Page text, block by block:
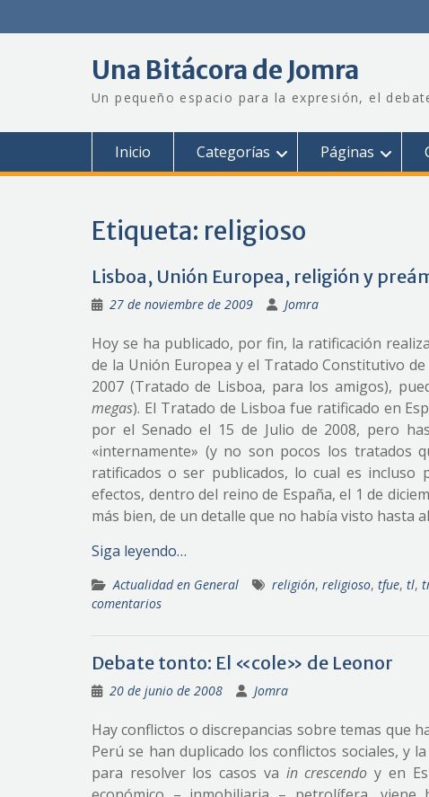
Una Bitácora de Jomra
Un pequeño espacio para la expresión, el
Inicio Categorías Páginas
Etiqueta: religioso
Lisboa, Unión Europea, religión y
27 de noviembre de 2009 Jomra
Hoy se ha publicado, por fin, la ratificación
de la Unión Europea y el Tratado Constitutivo
2007 (Tratado de Lisboa, para los amigos),
megas). El Tratado de Lisboa fue ratificado en
por el Senado el 15 de Julio de 2008, pero
«internamente» (y no son pocos los tratados
ratificados o ser publicados, lo cual es
efectos, dentro del reino de España, el 1 de
más bien, de un detalle que no había visto hasta
Siga leyendo…
Actualidad en General religión, religioso, tfue, tl,
comentarios
Debate tonto: El «cole» de Leonor
20 de junio de 2008 Jomra
Hay conflictos o discrepancias sobre temas que
Perú se han duplicado los conflictos sociales, y
para resolver los casos va in crescendo y en